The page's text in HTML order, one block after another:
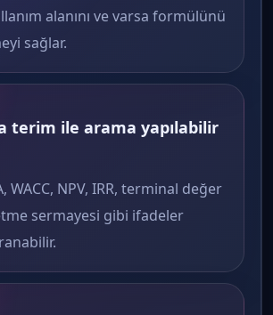
alanını ve varsa formülünü
sağlar.
terim ile arama yapılabilir
WACC, NPV, IRR, terminal değer
sermayesi gibi ifadeler